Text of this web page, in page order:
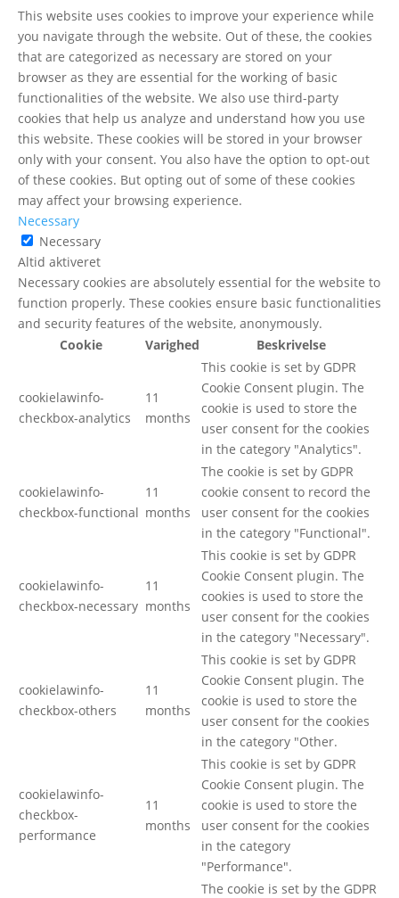
This website uses cookies to improve your experience while
you navigate through the website. Out of these, the cookies
that are categorized as necessary are stored on your
browser as they are essential for the working of basic
functionalities of the website. We also use third-party
cookies that help us analyze and understand how you use
this website. These cookies will be stored in your browser
only with your consent. You also have the option to opt-out
of these cookies. But opting out of some of these cookies
may affect your browsing experience.
Necessary
Necessary
Altid aktiveret
Necessary cookies are absolutely essential for the website to
function properly. These cookies ensure basic functionalities
and security features of the website, anonymously.
Cookie
Varighed Beskrivelse
cookielawinfo-
checkbox-analytics
11
months
This cookie is set by GDPR
Cookie Consent plugin. The
cookie is used to store the
user consent for the cookies
in the category "Analytics".
cookielawinfo-
checkbox-functional
11
months
The cookie is set by GDPR
cookie consent to record the
user consent for the cookies
in the category "Functional".
cookielawinfo-
checkbox-necessary
11
months
This cookie is set by GDPR
Cookie Consent plugin. The
cookies is used to store the
user consent for the cookies
in the category "Necessary".
cookielawinfo-
checkbox-others
11
months
This cookie is set by GDPR
Cookie Consent plugin. The
cookie is used to store the
user consent for the cookies
in the category "Other.
cookielawinfo-
checkbox-
performance
11
months
This cookie is set by GDPR
Cookie Consent plugin. The
cookie is used to store the
user consent for the cookies
in the category
"Performance".
The cookie is set by the GDPR